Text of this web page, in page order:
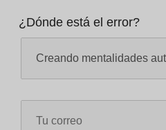
¿Dónde está el error?